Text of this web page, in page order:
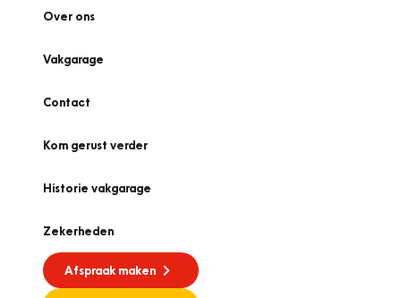
Over ons
Vakgarage
Contact
Kom gerust verder
Historie vakgarage
Zekerheden
Afspraak maken